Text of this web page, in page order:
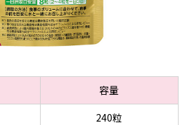
容量
240粒